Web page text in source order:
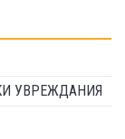
УВРЕЖДАНИЯ